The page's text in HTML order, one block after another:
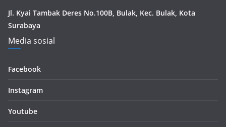
Jl. Kyai Tambak Deres No.100B, Bulak, Kec. Bulak, Kota
Surabaya
Media sosial
Facebook
Instagram
Youtube